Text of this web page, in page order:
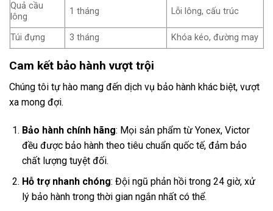
Quả cầu
lông
1 tháng Lỗi lông, cấu trúc
Túi đựng 3 tháng Khóa kéo, đường may
Cam kết bảo hành vượt trội
Chúng tôi tự hào mang đến dịch vụ bảo hành khác biệt, vượt
xa mong đợi.
Bảo hành chính hãng: Mọi sản phẩm từ Yonex, Victor
đều được bảo hành theo tiêu chuẩn quốc tế, đảm bảo
chất lượng tuyệt đối.
Hỗ trợ nhanh chóng: Đội ngũ phản hồi trong 24 giờ, xử
lý bảo hành trong thời gian ngắn nhất có thể.